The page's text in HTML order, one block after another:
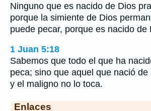
Ninguno que es nacido de Dios
porque la simiente de Dios
puede pecar, porque es nacido de
1 Juan 5:18
Sabemos que todo el que ha
peca; sino que aquel que nació
y el maligno no lo toca.
Enlaces